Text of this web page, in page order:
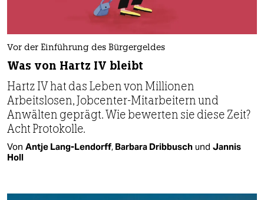
Vor der Einführung des Bürgergeldes
Was von Hartz IV bleibt
Hartz IV hat das Leben von Millionen
Arbeitslosen, Jobcenter-Mitarbeitern und
Anwälten geprägt. Wie bewerten sie diese Zeit?
Acht Protokolle.
Von Antje Lang-Lendorff, Barbara Dribbusch und Jannis
Holl